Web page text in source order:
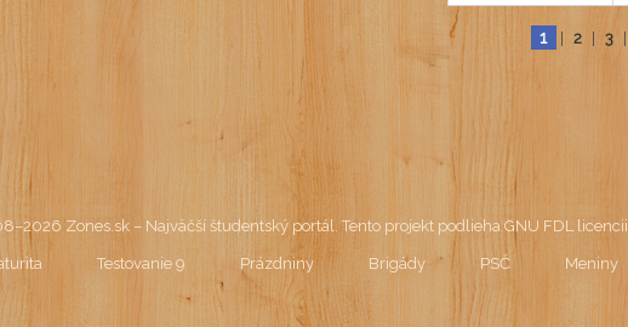
1 2 3
Zones.sk – Najväčší študentský portál. Tento projekt podlieha GNU FDL licencii
Testovanie 9 Prázdniny Brigády PSČ Meniny